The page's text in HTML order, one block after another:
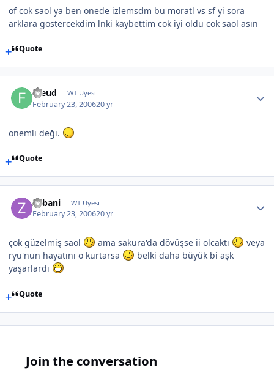
of cok saol ya ben onede izlemsdm bu moratl vs sf yi sora
arklara gostercekdim lnki kaybettim cok iyi oldu cok saol asın
Quote
Freud WT Uyesi
February 23, 200620 yr
önemli deği.
Quote
Zebani WT Uyesi
February 23, 200620 yr
çok güzelmiş saol ama sakura'da dövüşse ii olcaktı
veya
ryu'nun hayatını o kurtarsa
belki daha büyük bi aşk
yaşarlardı
Quote
Join the conversation